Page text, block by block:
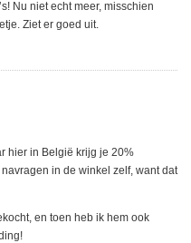
Nu niet echt meer, misschien
Ziet er goed uit.
hier in België krijg je 20%
in de winkel zelf, want dat
en toen heb ik hem ook